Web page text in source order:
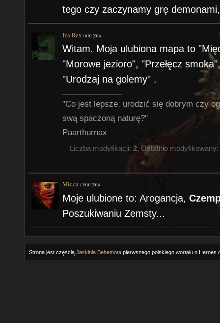
tego czy zaczynamy grę
Iza Rex /6.01.2014
Witam. Moja ulubiona mapa to
"Morowe jezioro", "Przełęcz
"Urodzaj na golemy" .
"Co jest lepsze, urodzić się dobrym czy
swą spaczoną naturę?"
Paarthurnax
Liczba modyfikacji: 2, Ostatnio modyfikowany:
Micca /19.01.2014
Moje ulubione to: Arogancja,
Poszukiwaniu Zemsty...
Strona jest częścią Jaskinia Behemotapierwszego polskiego wortalu o Heroes